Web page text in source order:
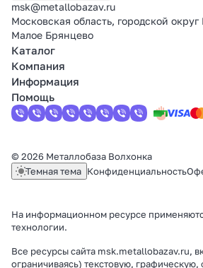
msk@metallobazav.ru
Московская область, городской
Малое Брянцево
Каталог
Компания
Информация
Помощь
© 2026 Металлобаза Волхонка
Темная тема Конфиденциальность
На информационном ресурсе
технологии.
Все ресурсы сайта msk.metallobazav.ru,
ограничиваясь) текстовую,